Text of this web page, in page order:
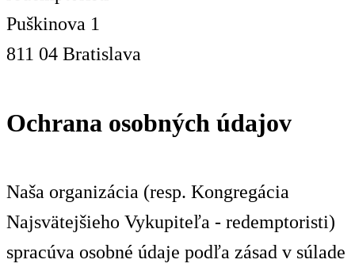
Puškinova 1
811 04 Bratislava
Ochrana osobných údajov
Naša organizácia (resp. Kongregácia
Najsvätejšieho Vykupiteľa - redemptoristi)
spracúva osobné údaje podľa zásad v súlade